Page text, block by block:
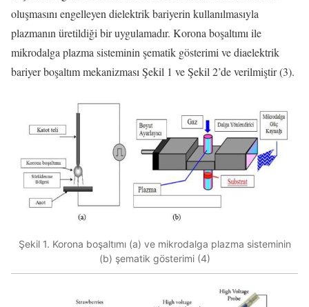
oluşmasını engelleyen dielektrik bariyerin kullanılmasıyla
plazmanın üretildiği bir uygulamadır. Korona boşaltımı ile
mikrodalga plazma sisteminin şematik gösterimi ve diaelektrik
bariyer boşaltım mekanizması Şekil 1 ve Şekil 2’de verilmiştir (3).
Şekil 1. Korona boşaltımı (a) ve mikrodalga plazma sisteminin
(b) şematik gösterimi (4)